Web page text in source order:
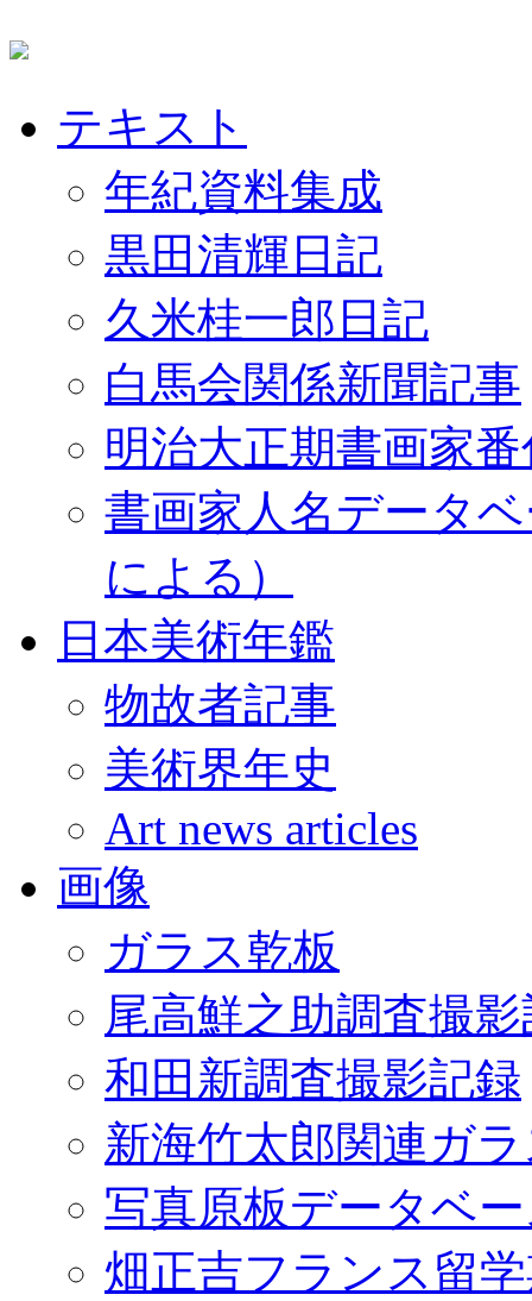
テキスト
年紀資料集成
黒田清輝日記
久米桂一郎日記
白馬会関係新聞記事
明治大正期書画家
書画家人名データ
による）
日本美術年鑑
物故者記事
美術界年史
Art news articles
画像
ガラス乾板
尾高鮮之助調査撮
和田新調査撮影記録
新海竹太郎関連ガ
写真原板データベ
畑正吉フランス留